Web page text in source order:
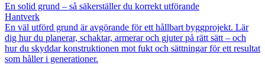
En solid grund – så säkerställer du korrekt utförande
Hantverk
En väl utförd grund är avgörande för ett hållbart byggprojekt. Lär
dig hur du planerar, schaktar, armerar och gjuter på rätt sätt – och
hur du skyddar konstruktionen mot fukt och sättningar för ett resultat
som håller i generationer.